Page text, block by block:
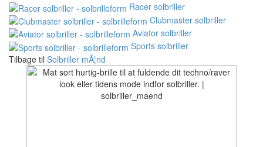
Racer solbriller
Clubmaster solbriller
Aviator solbriller
Sports solbriller
Tilbage til Solbriller mÃ¦nd